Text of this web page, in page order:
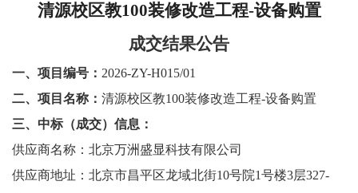
校
概
况
清源校区教100装修改造工程-设备购置
成交结果公告
一、项目编号： 2026-ZY-H015/01
二、项目名称： 清源校区教100装修改造工程-设备购置
三、中标（成交）信息：
供应商名称：北京万洲盛显科技有限公司
供应商地址：北京市昌平区龙域北街10号院1号楼3层327-